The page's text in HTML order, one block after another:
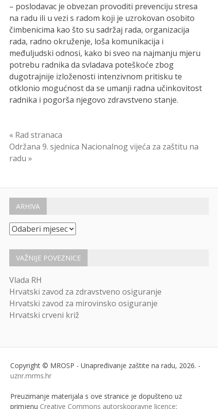
– poslodavac je obvezan provoditi prevenciju stresa
na radu ili u vezi s radom koji je uzrokovan osobito
čimbenicima kao što su sadržaj rada, organizacija
rada, radno okruženje, loša komunikacija i
međuljudski odnosi, kako bi sveo na najmanju mjeru
potrebu radnika da svladava poteškoće zbog
dugotrajnije izloženosti intenzivnom pritisku te
otklonio mogućnost da se umanji radna učinkovitost
radnika i pogorša njegovo zdravstveno stanje.
Navigacija
objava
« Rad stranaca
Održana 9. sjednica Nacionalnog vijeća za zaštitu na
radu »
ARHIVA
Arhiva
VAŽNIJE POVEZNICE
Vlada RH
Hrvatski zavod za zdravstveno osiguranje
Hrvatski zavod za mirovinsko osiguranje
Hrvatski crveni križ
Copyright © MROSP - Unapređivanje zaštite na radu, 2026. -
uznr.mrms.hr
Preuzimanje materijala s ove stranice je dopušteno uz
primjenu Creative Commons autorskopravne licence: